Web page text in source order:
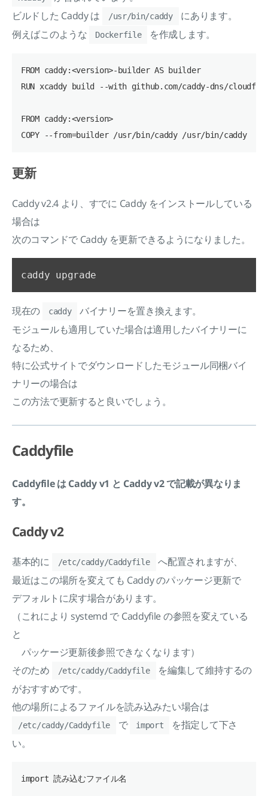
ビルドした Caddy は
/usr/bin/caddy
にあります。
例えばこのような
Dockerfile を作成します。
FROM caddy:<version>-builder AS builder
RUN xcaddy build --with github.com/caddy-dns/
FROM caddy:<version>
COPY --from=builder /usr/bin/caddy /usr/bin/caddy
更新
Caddy v2.4 より、すでに Caddy をインストールしている
場合は
次のコマンドで Caddy を更新できるようになりました。
現在の caddy
バイナリーを置き換えます。
モジュールも適用していた場合は適用したバイナリーに
なるため、
特に公式サイトでダウンロードしたモジュール同梱バイ
ナリーの場合は
この方法で更新すると良いでしょう。
Caddyfile
Caddyfile は Caddy v1 と Caddy v2 で記載が異なりま
す。
Caddy v2
基本的に /etc/caddy/Caddyfile
へ配置されますが、
最近はこの場所を変えても Caddy のパッケージ更新で
デフォルトに戻す場合があります。
（これにより systemd で Caddyfile の参照を変えている
と
パッケージ更新後参照できなくなります）
そのため
/etc/caddy/Caddyfile
を編集して維持するの
がおすすめです。
他の場所によるファイルを読み込みたい場合は
/etc/caddy/Caddyfile で import
を指定して下さ
い。